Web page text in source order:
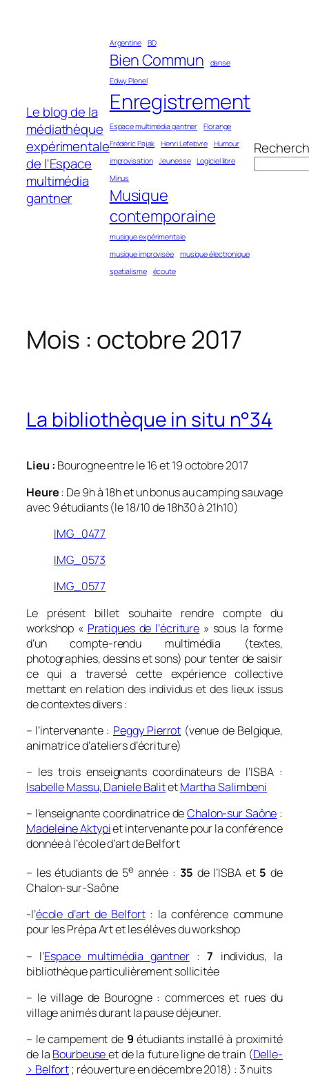
Le blog de la
médiathèque
expérimentale
de l'Espace
multimédia
gantner
Argentine BD
Bien Commun
danse
Edwy Plenel
Enregistrement
Espace multimédia gantner
Florange
Frédéric Pajak
Henri Lefebvre
Humour
improvisation
Jeunesse
Logiciel libre
Minus
Musique
contemporaine
musique expérimentale
musique improvisée
musique électronique
spatialisme
écoute
Mois : octobre 2017
La bibliothèque in situ n°34
Lieu : Bourogne entre le 16 et 19 octobre 2017
Heure: De 9h à 18h et un bonus au campingsauvage
avec 9 étudiants (le 18/10 de 18h30 à 21h10)
IMG_0477
IMG_0573
IMG_0577
Le présent billet souhaite rendre compte du
workshop « Pratiques de l’écriture » sous la forme
d’un compte-rendu multimédia (textes,
photographies, dessins et sons) pour tenter de saisir
ce qui a traversé cette expérience collective
mettant en relation des individus et des lieux issus
de contextes divers :
– l’intervenante : Peggy Pierrot (venue de Belgique,
animatrice d’ateliers d’écriture)
– les trois enseignants coordinateurs de l’ISBA :
Isabelle Massu,Daniele BalitetMartha Salimbeni
– l’enseignante coordinatrice deChalon-sur Saône :
Madeleine Aktypiet intervenante pour la conférence
donnée à l’école d’art de Belfort
– les étudiants de 5eannée : 35 de l’ISBA et 5 de
Chalon-sur-Saône
-l’école d’art de Belfort: la conférence commune
pour les Prépa Art et les élèves du workshop
– l’Espace multimédia gantner:7 individus, la
bibliothèque particulièrement sollicitée
– le village de Bourogne : commerces et rues du
village animés durant la pause déjeuner.
– le campement de 9 étudiants installé à proximité
de la Bourbeuseet de la future ligne de train (Delle-
> Belfort; réouverture en décembre 2018) : 3 nuits